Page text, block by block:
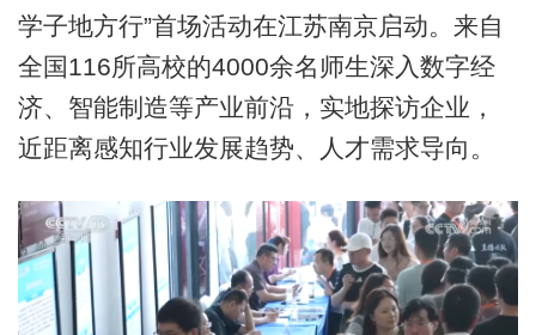
学子地方行”首场活动在江苏南京启动。来自
全国116所高校的4000余名师生深入数字经
济、智能制造等产业前沿，实地探访企业，
近距离感知行业发展趋势、人才需求导向。